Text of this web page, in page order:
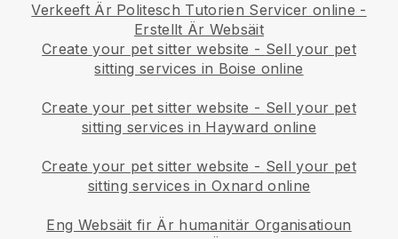
Verkeeft Är Politesch Tutorien Servicer online -
Erstellt Är Websäit
Create your pet sitter website - Sell your pet
sitting services in Boise online
Create your pet sitter website - Sell your pet
sitting services in Hayward online
Create your pet sitter website - Sell your pet
sitting services in Oxnard online
Eng Websäit fir Är humanitär Organisatioun